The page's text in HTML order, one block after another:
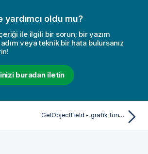
yardımcı oldu mu?
ile ilgili bir sorun; bir yazım
veya teknik bir hata bulursanız
buradan iletin
GetObjectField - grafik fonksiyonu